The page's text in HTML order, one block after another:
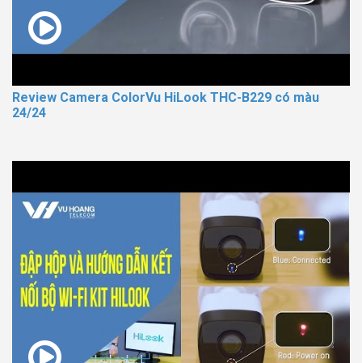
Review Camera ColorVu HiLook THC-B229 có màu
24/24